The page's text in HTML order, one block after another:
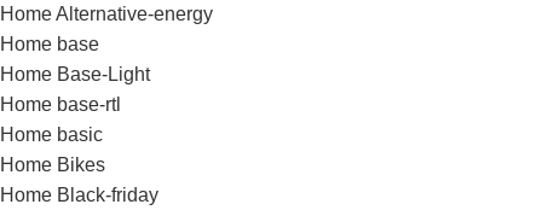
Home Alternative-energy
Home base
Home Base-Light
Home base-rtl
Home basic
Home Bikes
Home Black-friday